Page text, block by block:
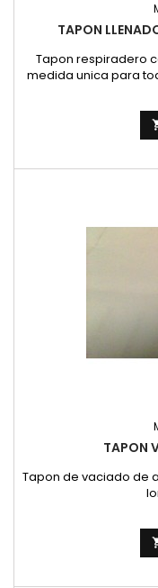
TAPON
Tapon respiradero
medida unica para
TAPON
Tapon de vaciado de